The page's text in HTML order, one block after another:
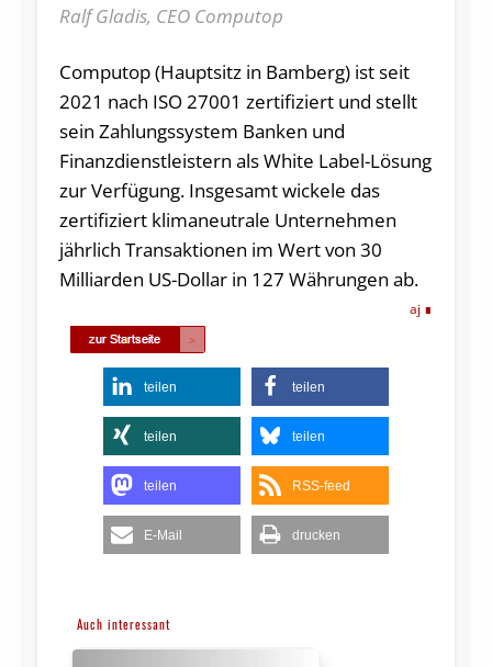
Ralf Gladis, CEO Computop
Computop (Hauptsitz in Bamberg) ist seit
2021 nach ISO 27001 zertifiziert und stellt
sein Zahlungssystem Banken und
Finanzdienstleistern als White Label-Lösung
zur Verfügung. Insgesamt wickele das
zertifiziert klimaneutrale Unternehmen
jährlich Transaktionen im Wert von 30
Milliarden US-Dollar in 127 Währungen ab.
aj
teilen teilen
teilen teilen
teilen RSS-feed
E-Mail drucken
Auch interessant